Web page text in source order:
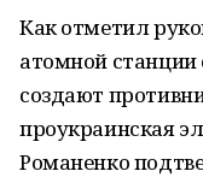
Как отметил
атомной
создают
проукраинская
Романенко